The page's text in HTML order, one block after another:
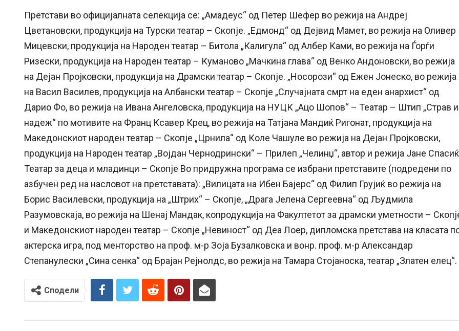
Претстави во официјалната селекција се: „Амадеус“ од Петер Шефер во режија на Андреј
Цветановски, продукција на Турски театар – Скопје. „Едмонд“ од Дејвид Мамет, во режија на Оливер
Мицевски, продукција на Народен театар – Битола „Калигула“ од Албер Ками, во режија на Ѓорѓи
Ризески, продукција на Народен театар – Куманово „Мачкина глава“ од Венко Андоновски, во режија
на Дејан Пројковски, продукција на Драмски театар – Скопје. „Носорози“ од Ежен Јонеско, во режија
на Васил Василев, продукција на Албански театар – Скопје „Случајната смрт на еден анархист“ од
Дарио Фо, во режија на Ивана Ангеловска, продукција на НУЦК „Ацо Шопов“ – Театар – Штип „Страв и
надеж“ по мотивите на Франц Ксавер Крец, во режија на Татјана Мандиќ Ригонат, продукција на
Македонскиот народен театар – Скопје „Црнила“ од Коле Чашуле во режија на Дејан Пројковски,
продукција на Народен театар „Војдан Чернодрински“ – Прилеп „Челинџ“, автор и режија Јане
Театар за деца и младинци – Скопје Во придружна програма се избрани претставите (подредени по
азбучен ред на насловот на претставата): „Вилицата на Ибен Бајерс“ од Филип Грујиќ во режија на
Борис Василевски, продукција на „Штрих“ – Скопје, „Драга Јелена Сергеевна“ од Људмила
Разумовскаја, во режија на Шенај Мандак, копродукција на Факултетот за драмски уметности –
и Македонскиот народен театар – Скопје „Невиност“ од Деа Лоер, дипломска претстава на класата
актерска игра, под менторство на проф. м-р Зоја Бузалковска и вонр. проф. м-р Александар
Степанулески „Сина сенка“ од Брајан Рејнолдс, во режија на Тамара Стојаноска, театар „Златен елец“.
Сподели